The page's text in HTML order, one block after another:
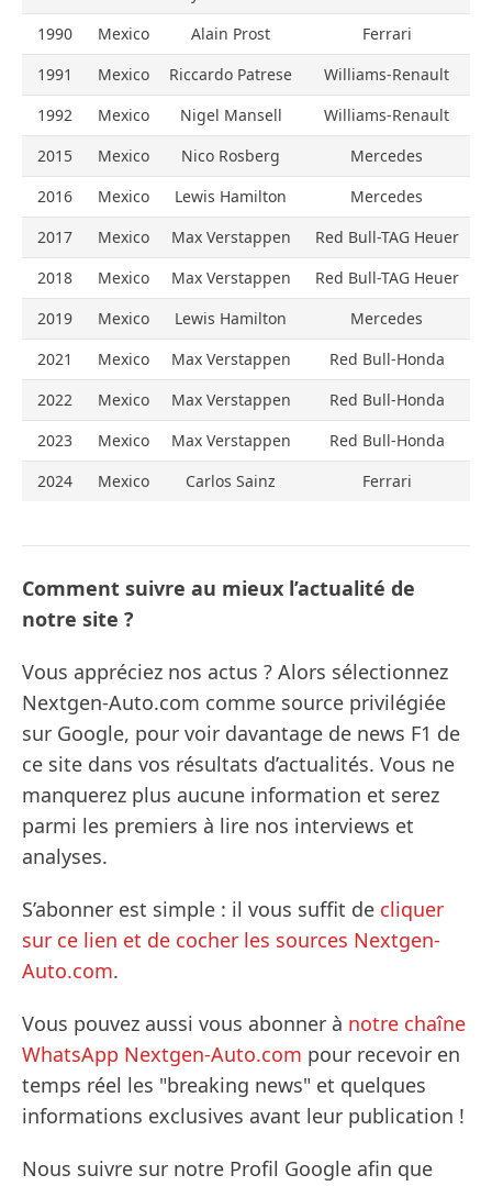
1990
Mexico Alain Prost
Ferrari
1991
Mexico Riccardo Patrese
Williams-Renault
1992
Mexico Nigel Mansell
Williams-Renault
2015
Mexico Nico Rosberg
Mercedes
2016
Mexico Lewis Hamilton
Mercedes
2017
Mexico Max Verstappen
Red Bull-TAG Heuer
2018
Mexico Max Verstappen
Red Bull-TAG Heuer
2019
Mexico Lewis Hamilton
Mercedes
2021
Mexico Max Verstappen
Red Bull-Honda
2022
Mexico Max Verstappen
Red Bull-Honda
2023
Mexico Max Verstappen
Red Bull-Honda
2024
Mexico Carlos Sainz Ferrari
Comment suivre au mieux l’actualité de
notre site ?
Vous appréciez nos actus ? Alors sélectionnez
Nextgen-Auto.com comme source privilégiée
sur Google, pour voir davantage de news F1 de
ce site dans vos résultats d’actualités. Vous ne
manquerez plus aucune information et serez
parmi les premiers à lire nos interviews et
analyses.
S’abonner est simple : il vous suffit de cliquer
sur ce lien et de cocher les sources Nextgen-
Auto.com.
Vous pouvez aussi vous abonner à notre chaîne
WhatsApp Nextgen-Auto.com pour recevoir en
temps réel les "breaking news" et quelques
informations exclusives avant leur publication !
Nous suivre sur notre Profil Google afin que